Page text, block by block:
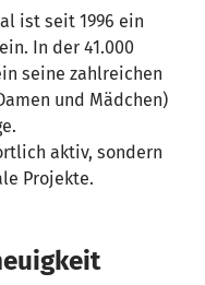
ist seit 1996 ein
In der 41.000
seine zahlreichen
und Mädchen)
aktiv, sondern
Projekte.